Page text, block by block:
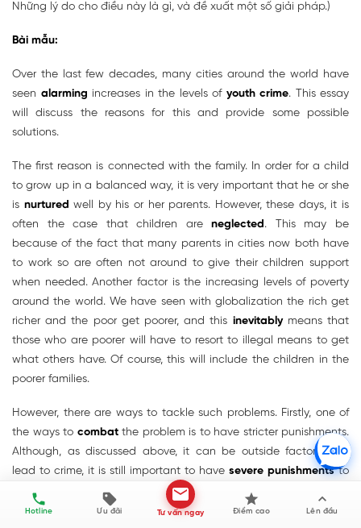
Những lý do cho điều này là gì, và đề xuất một số giải pháp.)
Bài mẫu:
Over the last few decades, many cities around the world have
seen alarming increases in the levels ofyouth crime. This essay
will discuss the reasons for this and provide some possible
solutions.
The first reason is connected with the family. In order for a child
to grow up in a balanced way, it is very important that he or she
is nurtured well by his or her parents. However, these days, it is
often the case that children areneglected. This may be
because of the fact that many parents in cities now both have
to work so are often not around to give their children support
when needed. Another factor is the increasing levels of poverty
around the world. We have seen with globalization the rich get
richer and the poor get poorer, and this inevitablymeans that
those who are poorer will have to resort to illegal means to get
what others have. Of course, this will include the children in the
poorer families.
However, there are ways to tackle such problems. Firstly, one of
the ways to combatthe problem is to have stricter punishments.
Although, as discussed above, it can be outside factors that
lead to crime, it is still important to have severe punishmentsto
deter teenagers from crime. All too often, because they are
young, the courts are too
lenient. Parents also have to take more
Hotline Ưu đãi Tư vấn ngay Điểm cao Lên đầu